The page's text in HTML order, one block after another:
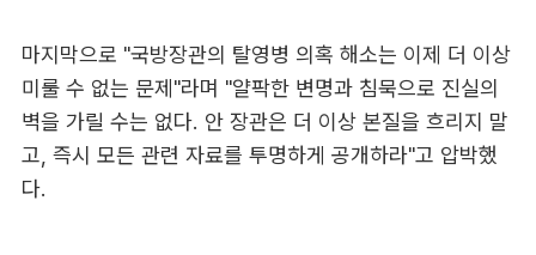
마지막으로 "국방장관의 탈영병 의혹 해소는 이제 더 이상
미룰 수 없는 문제"라며 "얄팍한 변명과 침묵으로 진실의
벽을 가릴 수는 없다. 안 장관은 더 이상 본질을 흐리지 말
고, 즉시 모든 관련 자료를 투명하게 공개하라"고 압박했
다.